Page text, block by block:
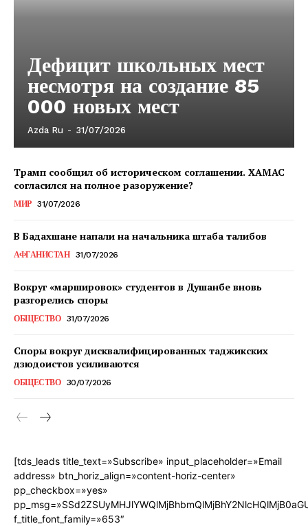
Дефицит школьных мест
несмотря на создание 85
000 новых мест
Azda Ru - 31/07/2026
Трамп сообщил об историческом соглашении. ХАМАС
согласился на полное разоружение?
МИР 31/07/2026
В Бадахшане напали на начальника штаба талибов
АФГАНИСТАН 31/07/2026
Вокруг «маршировок» студентов в Душанбе вновь
разгорелись споры
ОБЩЕСТВО 31/07/2026
Споры вокруг дисквалифицированных таджикских
дзюдоистов усиливаются
ОБЩЕСТВО 30/07/2026
[tds_leads title_text=»Subscribe» input_placeholder=»Email
address» btn_horiz_align=»content-horiz-center»
pp_checkbox=»yes»
f_title_font_family=»653″